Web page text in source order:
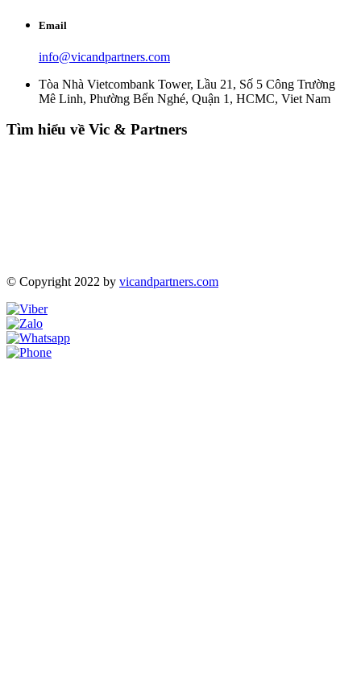
Email
info@vicandpartners.com
Tòa Nhà Vietcombank Tower, Lầu 21, Số 5 Công Trường
Mê Linh, Phường Bến Nghé, Quận 1, HCMC, Viet Nam
Tìm hiểu về Vic & Partners
© Copyright 2022 by vicandpartners.com